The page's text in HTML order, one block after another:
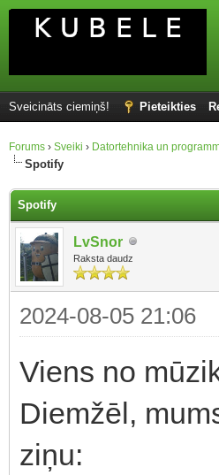
Sveicināts ciemiņš! Pieteikties
Forums › Sveiki › Datortehnika un
Spotify
Spotify
LvSnor
Raksta daudz
2024-08-05 21:06
Viens no
Diemžēl,
ziņu: